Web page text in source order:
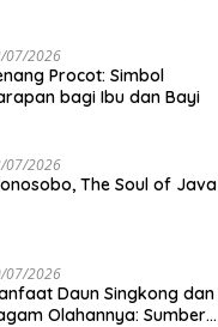
07/2026
Procot: Simbol
bagi Ibu dan Bayi
07/2026
The Soul of Java
07/2026
Daun Singkong dan
Olahannya: Sumber